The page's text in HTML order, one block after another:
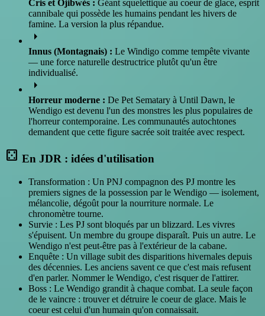
Cris et Ojibwés : Géant squelettique au coeur de glace, esprit
cannibale qui possède les humains pendant les hivers de
famine. La version la plus répandue.
arrow_right
Innus (Montagnais) : Le Windigo comme tempête vivante
— une force naturelle destructrice plutôt qu'un être
individualisé.
arrow_right
Horreur moderne : De Pet Sematary à Until Dawn, le
Wendigo est devenu l'un des monstres les plus populaires de
l'horreur contemporaine. Les communautés autochtones
demandent que cette figure sacrée soit traitée avec respect.
casino En JDR : idées d'utilisation
Transformation : Un PNJ compagnon des PJ montre les
premiers signes de la possession par le Wendigo — isolement,
mélancolie, dégoût pour la nourriture normale. Le
chronomètre tourne.
Survie : Les PJ sont bloqués par un blizzard. Les vivres
s'épuisent. Un membre du groupe disparaît. Puis un autre. Le
Wendigo n'est peut-être pas à l'extérieur de la cabane.
Enquête : Un village subit des disparitions hivernales depuis
des décennies. Les anciens savent ce que c'est mais refusent
d'en parler. Nommer le Wendigo, c'est risquer de l'attirer.
Boss : Le Wendigo grandit à chaque combat. La seule façon
de le vaincre : trouver et détruire le coeur de glace. Mais le
coeur est celui d'un humain qu'on connaissait.